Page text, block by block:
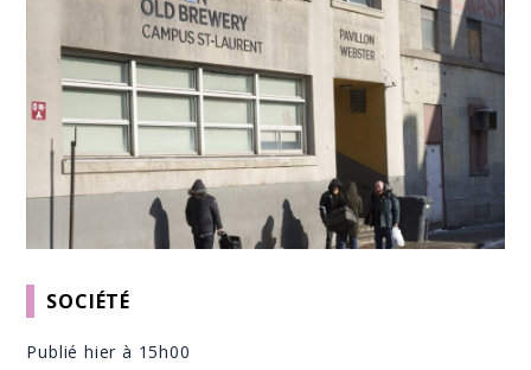
SOCIÉTÉ
Publié hier à 15h00